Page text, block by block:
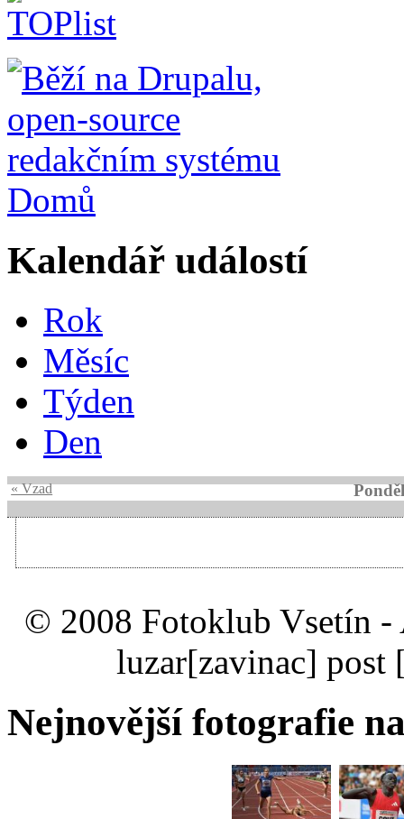
Domů
Kalendář událostí
Rok
Měsíc
Týden
Den
« Vzad
© 2008 Fotoklub Vsetín -
luzar[zavinac] post
Nejnovější fotografie